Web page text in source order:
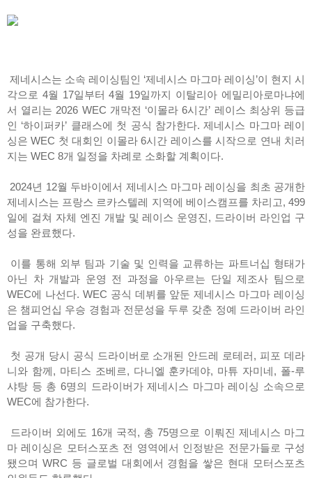
제네시스는 소속 레이싱팀인 ‘제네시스 마그마 레이싱’이 현지 시
각으로 4월 17일부터 4월 19일까지 이탈리아 에밀리아로마냐에
서 열리는 2026 WEC 개막전 ‘이몰라 6시간’ 레이스 최상위 등급
인 ‘하이퍼카’ 클래스에 첫 공식 참가한다. 제네시스 마그마 레이
싱은 WEC 첫 대회인 이몰라 6시간 레이스를 시작으로 연내 치러
지는 WEC 8개 일정을 차례로 소화할 계획이다.
2024년 12월 두바이에서 제네시스 마그마 레이싱을 최초 공개한
제네시스는 프랑스 르카스텔레 지역에 베이스캠프를 차리고, 499
일에 걸쳐 자체 엔진 개발 및 레이스 운영진, 드라이버 라인업 구
성을 완료했다.
이를 통해 외부 팀과 기술 및 인력을 교류하는 파트너십 형태가
아닌 차 개발과 운영 전 과정을 아우르는 단일 제조사 팀으로
WEC에 나선다. WEC 공식 데뷔를 앞둔 제네시스 마그마 레이싱
은 챔피언십 우승 경험과 전문성을 두루 갖춘 정예 드라이버 라인
업을 구축했다.
첫 공개 당시 공식 드라이버로 소개된 안드레 로테러, 피포 데라
니와 함께, 마티스 조베르, 다니엘 훈카데야, 마튜 자미네, 폴-루
샤탕 등 총 6명의 드라이버가 제네시스 마그마 레이싱 소속으로
WEC에 참가한다.
드라이버 외에도 16개 국적, 총 75명으로 이뤄진 제네시스 마그
마 레이싱은 모터스포츠 전 영역에서 인정받은 전문가들로 구성
됐으며 WRC 등 글로벌 대회에서 경험을 쌓은 현대 모터스포츠